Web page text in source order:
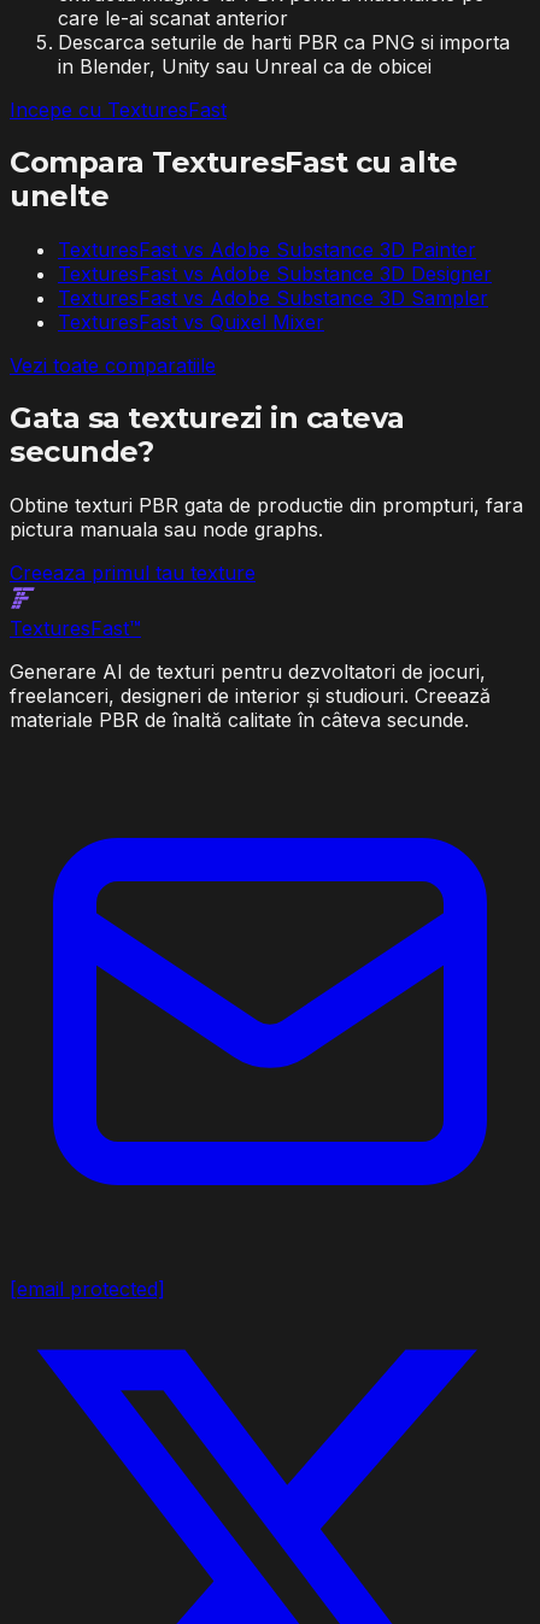
care le-ai scanat anterior
Descarca seturile de harti PBR ca PNG si importa
in Blender, Unity sau Unreal ca de obicei
Incepe cu TexturesFast
Compara TexturesFast cu alte
unelte
TexturesFast vs Adobe Substance 3D Painter
TexturesFast vs Adobe Substance 3D Designer
TexturesFast vs Adobe Substance 3D Sampler
TexturesFast vs Quixel Mixer
Vezi toate comparatiile
Gata sa texturezi in cateva
secunde?
Obtine texturi PBR gata de productie din prompturi, fara
pictura manuala sau node graphs.
Creeaza primul tau texture
TexturesFast™
Generare AI de texturi pentru dezvoltatori de jocuri,
freelanceri, designeri de interior și studiouri. Creează
materiale PBR de înaltă calitate în câteva secunde.
[email protected]